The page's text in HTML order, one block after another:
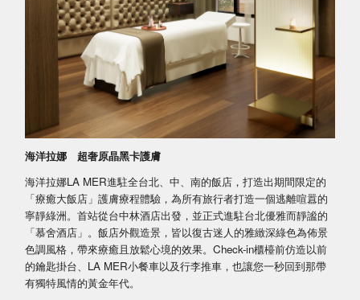
海洋拉娜 超奢原晶黑卡護膚
海洋拉娜LA MER進駐全台北、中、南的飯店，打造出期間限定的
「療癒大飯店」護膚療程體驗，為所有旅行者打造一個逃離喧囂的
寧靜綠洲。首站從台中林酒店出發，並正式進駐台北優雅而靜謐的
「慕舍酒店」。飯店外觀造景，皆以復古迷人的雅緻深綠色為佈景
色調風格，帶來療癒且放鬆心境的效果。Check-in櫃檯前仿造以前
的鑰匙掛台、LA MER小餐車以及行李推車，也讓您一秒回到那帶
有獨特風情的黃金年代。